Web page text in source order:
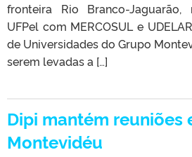
fronteira Rio Branco-
UFPel com MERCOSUL e
de Universidades do Grupo
serem levadas a […]
Dipi mantém reuniões
Montevidéu